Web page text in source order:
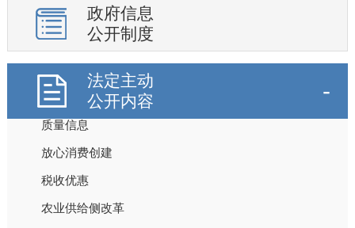
政府信息
公开制度
法定主动
公开内容
重大建设项目
基层政务平台
重点工作安排
科技项目管理
质量信息
放心消费创建
税收优惠
农业供给侧改革